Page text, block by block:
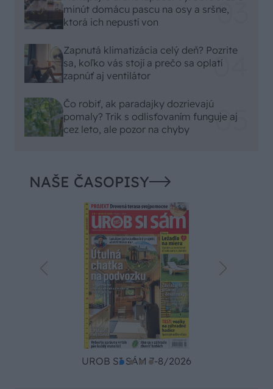
minút domácu pascu na osy a sršne,
ktorá ich nepustí von
Zapnutá klimatizácia celý deň? Pozrite
sa, koľko vás stojí a prečo sa oplatí
zapnúť aj ventilátor
Čo robiť, ak paradajky dozrievajú
pomaly? Trik s odlisťovaním funguje aj
cez leto, ale pozor na chyby
NAŠE ČASOPISY
UROB SI SÁM 7-8/2026